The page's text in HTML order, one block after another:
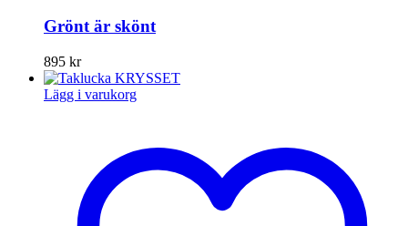
Grönt är skönt
895 kr
Lägg i varukorg